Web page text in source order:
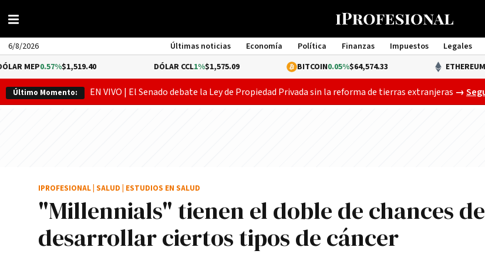
6/8/2026 Últimas noticias Economía Política Finanzas Impuestos Legales
Management
0.57% $1,519.40 DÓLAR CCL1%$1,575.09 BITCOIN0.05%$64,574.33 ETHEREUM0.82%
Último Momento: EN VIVO | El Senado debate la Ley de Propiedad Privada sin la reforma de tierras extranjeras El
→
"Millennials" tienen el doble de chances de
desarrollar ciertos tipos de cáncer
IPROFESIONAL SALUD ESTUDIOS EN SALUD